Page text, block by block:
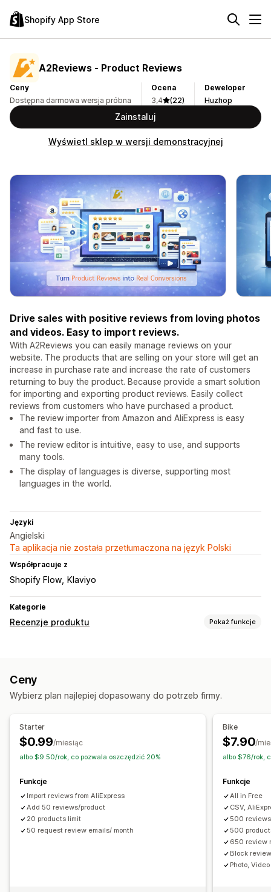
Shopify App Store
A2Reviews ‑ Product Reviews
Ceny
Dostępna darmowa wersja próbna
Ocena
3,4
(22)
Deweloper
Huzhop
Zainstaluj
Wyświetl sklep w wersji demonstracyjnej
Drive sales with positive reviews from loving photos
and videos. Easy to import reviews.
With A2Reviews you can easily manage reviews on your
website. The products that are selling on your store will get an
increase in purchase rate and increase the rate of customers
returning to buy the product. Because provide a smart solution
for importing and exporting product reviews. Easily collect
reviews from customers who have purchased a product.
The review importer from Amazon and AliExpress is easy
and fast to use.
The review editor is intuitive, easy to use, and supports
many tools.
The display of languages is diverse, supporting most
languages in the world.
Języki
Angielski
Ta aplikacja nie została przetłumaczona na język Polski
Współpracuje z
Shopify Flow Klaviyo
Kategorie
Recenzje produktu Pokaż funkcje
Liczba gwiazdek
Niestandardowe prośby
Ceny
Wybierz plan najlepiej dopasowany do potrzeb firmy.
Starter
$0.99/miesiąc
albo $9.50/rok, co pozwala oszczędzić 20%
Funkcje
Import reviews from AliExpress
Add 50 reviews/product
20 products limit
50 request review emails/ month
Bike
$7.90/
albo $76/rok,
Funkcje
All in Free
CSV,
500
500
650 review
Block
Photo,